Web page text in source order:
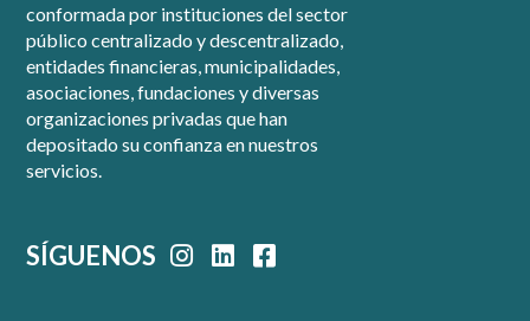
conformada por instituciones del sector
público centralizado y descentralizado,
entidades financieras, municipalidades,
asociaciones, fundaciones y diversas
organizaciones privadas que han
depositado su confianza en nuestros
servicios.
SÍGUENOS